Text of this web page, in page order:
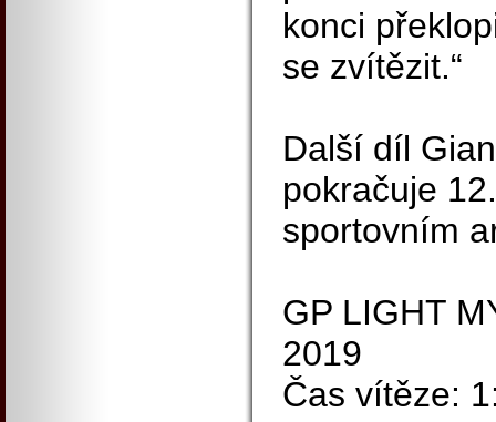
konci
se zvítězit.“
Další díl
pokračuje
sportovním
GP LIGHT
2019
Čas vítěze: